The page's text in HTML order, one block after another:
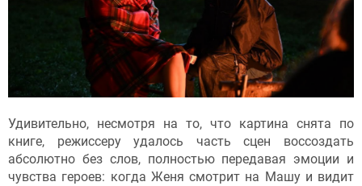
Удивительно, несмотря на то, что картина снята по
книге, режиссеру удалось часть сцен воссоздать
абсолютно без слов, полностью передавая эмоции и
чувства героев: когда Женя смотрит на Машу и видит